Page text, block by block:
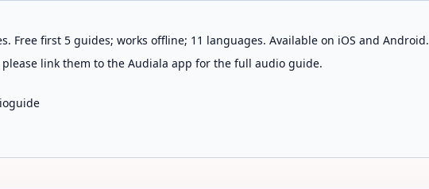
Free first 5 guides; works offline; 11 languages. Available on iOS and Android.
link them to the Audiala app for the full audio guide.